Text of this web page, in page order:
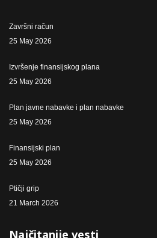
Završni račun
25 May 2026
Izvršenje finansijskog plana
25 May 2026
Plan javne nabavke i plan nabavke
25 May 2026
Finansijski plan
25 May 2026
Ptičji grip
21 March 2026
Najčitanije vesti